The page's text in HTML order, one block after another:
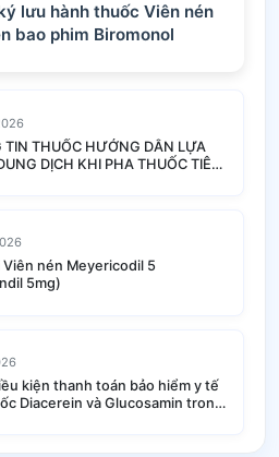
hành thuốc Viên nén
bao phim Biromonol
TIN THUỐC HƯỚNG DẪN LỰA
DỊCH KHI PHA THUỐC TIÊM
Viên nén Meyericodil 5
5mg)
kiện thanh toán bảo hiểm y tế
Diacerein và Glucosamin trong